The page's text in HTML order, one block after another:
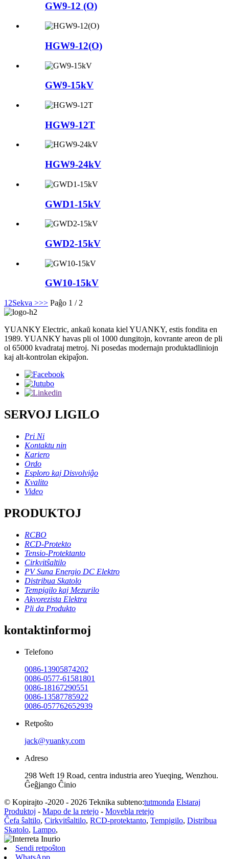
GW9-12 (O)
HGW9-12(O)
GW9-15kV
HGW9-12T
HGW9-24kV
GWD1-15kV
GWD2-15kV
GW10-15kV
1 2Sekva >>> Paĝo 1 / 2
YUANKY Electric, ankaŭ konata kiel YUANKY, estis fondita en
1989. YUANKY havas pli ol 1000 dungitojn, kovrante areon de pli
ol 65000 kvadrataj metroj. Ni posedas modernajn produktadliniojn
kaj alt-kontrolan ekipaĵon.
SERVOJ LIGILO
Pri Ni
Kontaktu nin
Kariero
Ordo
Esploro kaj Disvolviĝo
Kvalito
Video
PRODUKTOJ
RCBO
RCD-Protekto
Tensio-Protektanto
Cirkvitŝaltilo
PV Suna Energio DC Elektro
Distribua Skatolo
Tempigilo kaj Mezurilo
Akvorezista Elektra
Pli da Produkto
kontaktinformoj
Telefono
0086-13905874202
0086-0577-61581801
0086-18167290551
0086-13587785922
0086-057762652939
Retpoŝto
jack@yuanky.com
Adreso
298 Weft 19 Road, centra industria areo Yueqing, Wenzhou.
Ĝeĝjango Ĉinio
© Kopirajto -2020 - 2026 Teknika subteno:tutmonda Elstaraj
Produktoj - Mapo de la retejo - Movebla retejo
Ĉefa ŝaltilo, Cirkvitŝaltilo, RCD-protektanto, Tempigilo, Distribua
Skatolo, Lampo,
Sendi retpoŝton
WhatsApp